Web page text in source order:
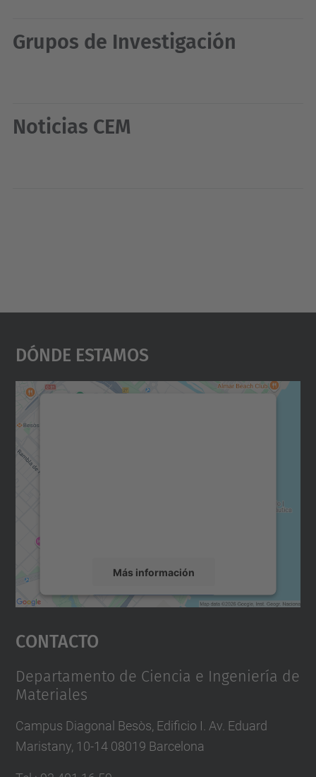
Grupos de Investigación
Noticias CEM
Dónde Estamos
Más información
Aceptar
powered by
Contacto
Departamento de Ciencia e Ingeniería de
Materiales
Campus Diagonal Besòs, Edificio I. Av. Eduard
Maristany, 10-14 08019 Barcelona